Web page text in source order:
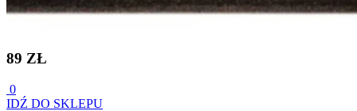
89 ZŁ
0
IDŹ DO SKLEPU